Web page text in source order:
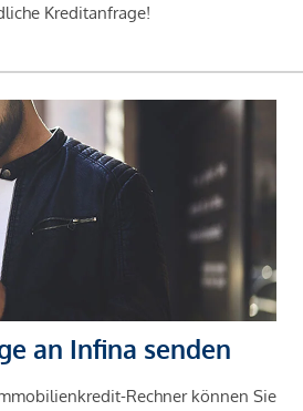
Kreditanfrage!
an Infina senden
Rechner können Sie